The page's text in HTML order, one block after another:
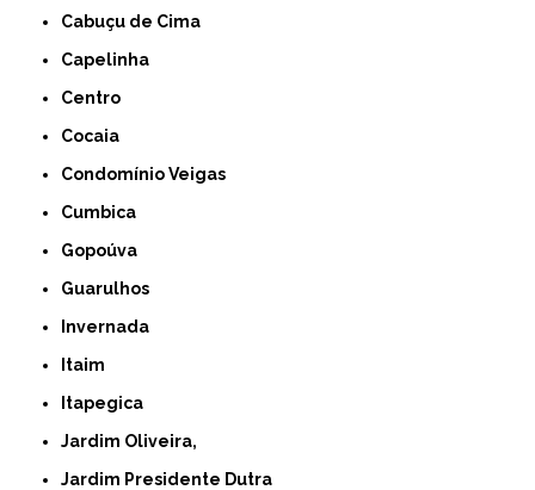
Cabuçu de Cima
Capelinha
Centro
Cocaia
Condomínio Veigas
Cumbica
Gopoúva
Guarulhos
Invernada
Itaim
Itapegica
Jardim Oliveira,
Jardim Presidente Dutra